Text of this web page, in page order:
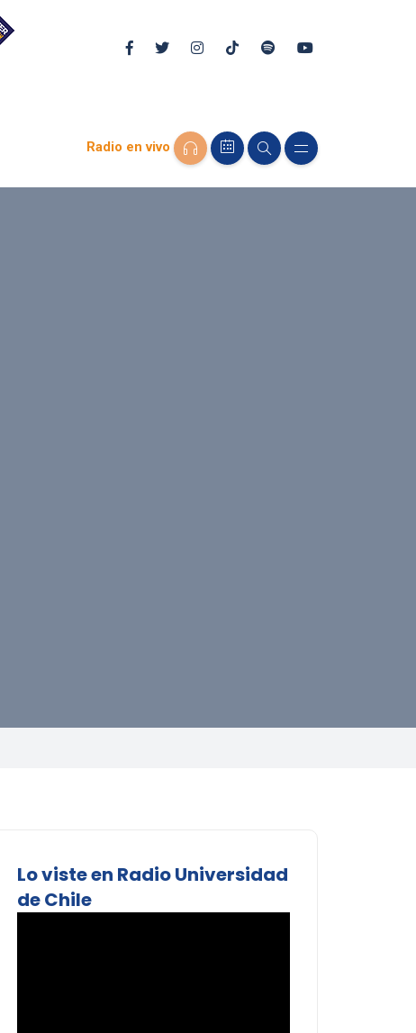
Radio en vivo
Lo viste en Radio Universidad
de Chile